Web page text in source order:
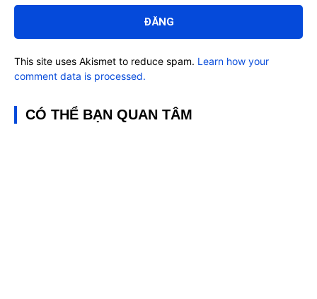
luận:
This site uses Akismet to reduce spam. Learn how your
comment data is processed.
CÓ THỂ BẠN QUAN TÂM